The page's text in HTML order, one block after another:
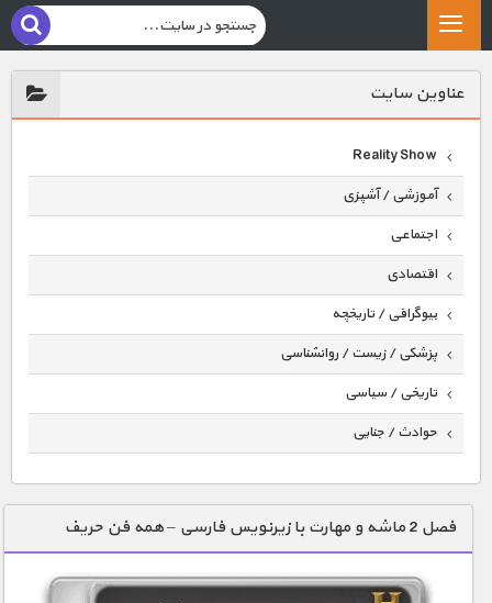
عناوين سايت
Reality Show
آموزشی / آشپزی
اجتماعی
اقتصادی
بیوگرافی / تاریخچه
پزشکی / زیست / روانشناسی
تاریخی / سیاسی
حوادث / جنایی
دنیای خوراکی ها
زمین شناسی / محیط زیست
سازه/ معماری/ مهندسی
فصل 2 ماشه و مهارت با زیرنویس فارسی – همه فن حریف